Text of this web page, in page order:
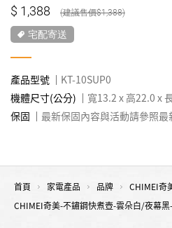
1,388 1,388
宅配寄送
產品型號
KT-10SUP0
機體尺寸(公分)
寬13.2 x 高22.0 x
保固
最新保固內容與活動請參照最
首頁 家電產品 品牌 CHIMEI奇
CHIMEI奇美-不鏽鋼快煮壺-雲朵白/夜幕